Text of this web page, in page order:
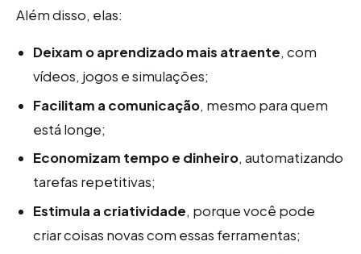
Além disso, elas:
Deixam o aprendizado mais atraente, com
vídeos, jogos e simulações;
Facilitam a comunicação, mesmo para quem
está longe;
Economizam tempo e dinheiro, automatizando
tarefas repetitivas;
Estimula a criatividade, porque você pode
criar coisas novas com essas ferramentas;